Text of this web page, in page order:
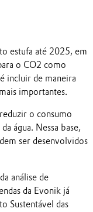
estufa até 2025, em
o CO2 como
incluir de maneira
importantes.
o consumo
água. Nessa base,
ser desenvolvidos
análise de
da Evonik já
Sustentável das